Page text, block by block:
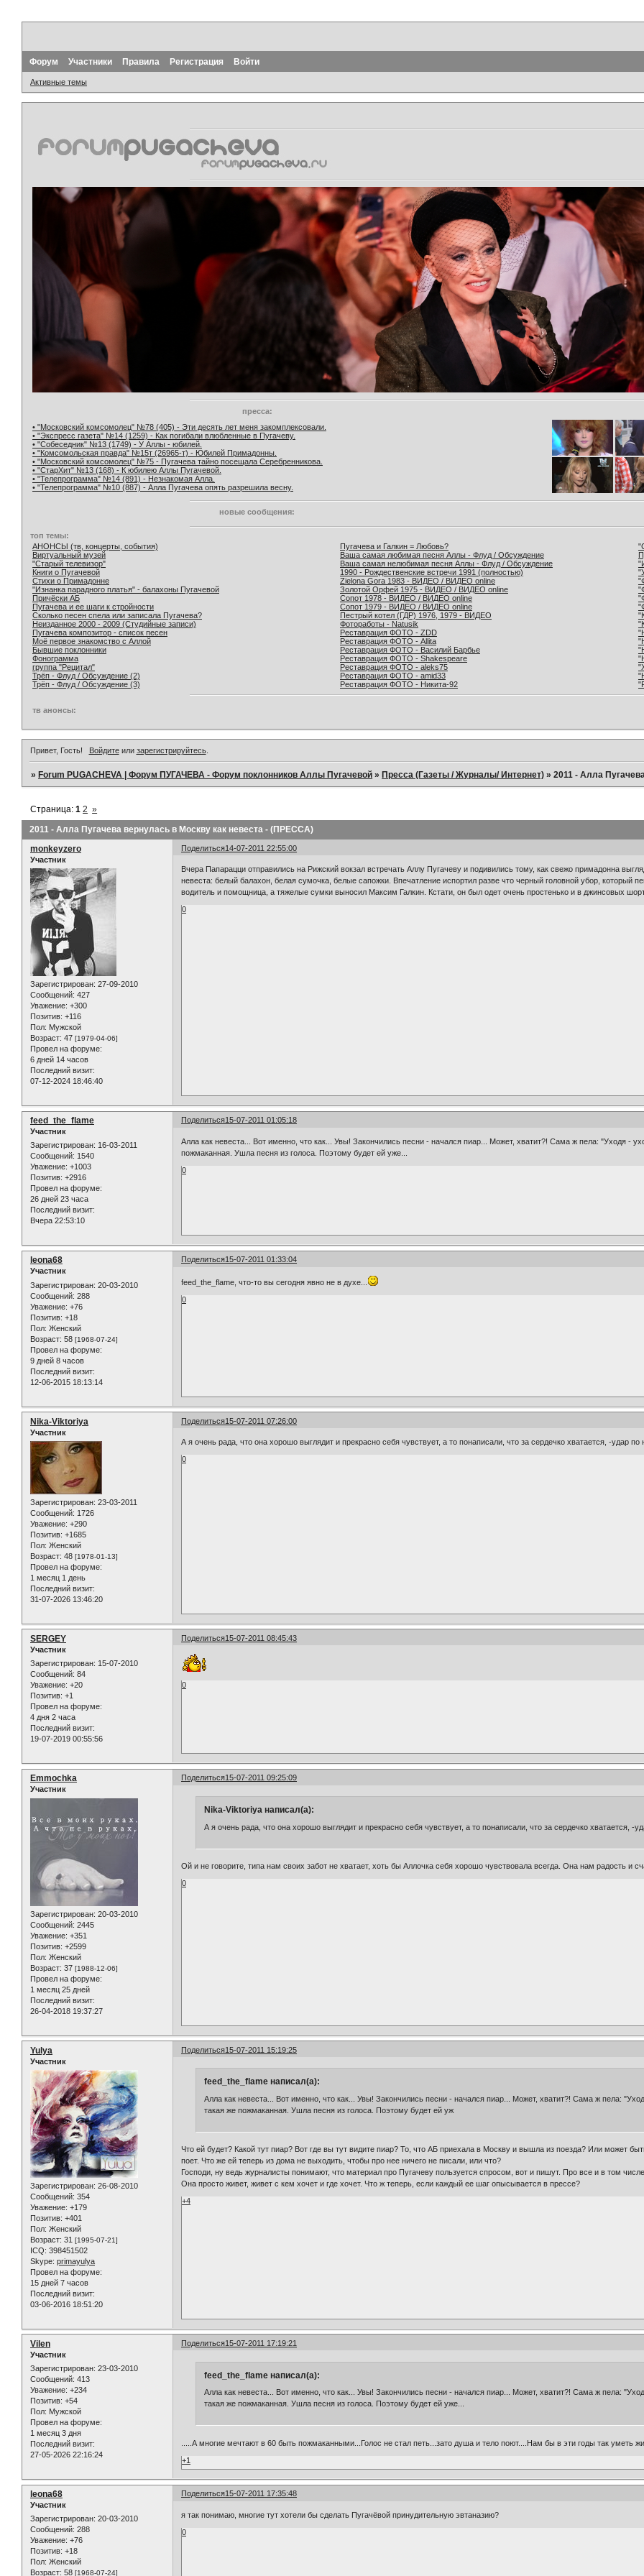
Форум Участники Правила Регистрация Войти
Активные темы
пресса:
• "Московский комсомолец" №78 (405) - Эти десять лет меня закомплексовали.
• "Экспресс газета" №14 (1259) - Как погибали влюбленные в Пугачеву.
• "Собеседник" №13 (1749) - У Аллы - юбилей.
• "Комсомольская правда" №15т (26965-т) - Юбилей Примадонны.
• "Московский комсомолец" №75 - Пугачева тайно посещала Серебренникова.
• "СтарХит" №13 (168) - К юбилею Аллы Пугачевой.
• "Телепрограмма" №14 (891) - Незнакомая Алла.
• "Телепрограмма" №10 (887) - Алла Пугачева опять разрешила весну.
новые сообщения:
топ темы:
АНОНСЫ (тв, концерты, события)
Виртуальный музей
"Старый телевизор"
Книги о Пугачевой
Стихи о Примадонне
"Изнанка парадного платья" - балахоны Пугачевой
Причёски АБ
Пугачева и ее шаги к стройности
Сколько песен спела или записала Пугачева?
Неизданное 2000 - 2009 (Студийные записи)
Пугачева композитор - список песен
Моё первое знакомство с Аллой
Бывшие поклонники
Фонограмма
группа "Рецитал"
Трёп - Флуд / Обсуждение (2)
Трёп - Флуд / Обсуждение (3)
Пугачева и Галкин = Любовь?
Ваша самая любимая песня Аллы - Флуд / Обсуждение
Ваша самая нелюбимая песня Аллы - Флуд / Обсуждение
1990 - Рождественские встречи 1991 (полностью)
Zielona Gora 1983 - ВИДЕО / ВИДЕО online
Золотой Орфей 1975 - ВИДЕО / ВИДЕО online
Сопот 1978 - ВИДЕО / ВИДЕО online
Сопот 1979 - ВИДЕО / ВИДЕО online
Пестрый котел (ГДР) 1976, 1979 - ВИДЕО
Фотоработы - Natusik
Реставрация ФОТО - ZDD
Реставрация ФОТО - Allita
Реставрация ФОТО - Василий Барбье
Реставрация ФОТО - Shakespeare
Реставрация ФОТО - aleks75
Реставрация ФОТО - amid33
Реставрация ФОТО - Никита-92
тв анонсы:
Привет, Гость! Войдитеили зарегистрируйтесь.
»Forum PUGACHEVA | Форум ПУГАЧЕВА - Форум поклонников Аллы Пугачевой »Пресса (Газеты / Журналы/ Интернет) »2011 - Алла
2011 - Алла Пугачева вернулась в Москву как невеста - (ПРЕССА)
Страница:1 2 »
Поделиться14-07-2011 22:55:00
monkeyzero
Участник
Зарегистрирован: 27-09-2010
Сообщений: 427
Уважение: +300
Позитив: +116
Пол: Мужской
Возраст: 47 [1979-04-06]
Провел на форуме:
6 дней 14 часов
Последний визит:
07-12-2024 18:46:40
Вчера Папарацци отправились на Рижский вокзал встречать Аллу Пугачеву и подивились тому, как свежо примадонна
невеста: белый балахон, белая сумочка, белые сапожки. Впечатление испортил разве что черный головной убор, который
водитель и помощница, а тяжелые сумки выносил Максим Галкин. Кстати, он был одет очень простенько и в джинсовых
0
Поделиться15-07-2011 01:05:18
feed_the_flame
Участник
Зарегистрирован: 16-03-2011
Сообщений: 1540
Уважение: +1003
Позитив: +2916
Провел на форуме:
26 дней 23 часа
Последний визит:
Вчера 22:53:10
Алла как невеста... Вот именно, что как... Увы! Закончились песни - начался пиар... Может, хватит?! Сама ж пела: "Уходя -
пожмаканная. Ушла песня из голоса. Поэтому будет ей уже...
0
Поделиться15-07-2011 01:33:04
leona68
Участник
Зарегистрирован: 20-03-2010
Сообщений: 288
Уважение: +76
Позитив: +18
Пол: Женский
Возраст: 58 [1968-07-24]
Провел на форуме:
9 дней 8 часов
Последний визит:
12-06-2015 18:13:14
feed_the_flame, что-то вы сегодня явно не в духе...
0
Поделиться15-07-2011 07:26:00
Nika-Viktoriya
Участник
Зарегистрирован: 23-03-2011
Сообщений: 1726
Уважение: +290
Позитив: +1685
Пол: Женский
Возраст: 48 [1978-01-13]
Провел на форуме:
1 месяц 1 день
Последний визит:
31-07-2026 13:46:20
А я очень рада, что она хорошо выглядит и прекрасно себя чувствует, а то понаписали, что за сердечко хватается, -удар по
0
Поделиться15-07-2011 08:45:43
SERGEY
Участник
Зарегистрирован: 15-07-2010
Сообщений: 84
Уважение: +20
Позитив: +1
Провел на форуме:
4 дня 2 часа
Последний визит:
19-07-2019 00:55:56
0
Поделиться15-07-2011 09:25:09
Emmochka
Участник
Зарегистрирован: 20-03-2010
Сообщений: 2445
Уважение: +351
Позитив: +2599
Пол: Женский
Возраст: 37 [1988-12-06]
Провел на форуме:
1 месяц 25 дней
Последний визит:
26-04-2018 19:37:27
Nika-Viktoriya написал(а):
А я очень рада, что она хорошо выглядит и прекрасно себя чувствует, а то понаписали, что за сердечко хватается, -
Ой и не говорите, типа нам своих забот не хватает, хоть бы Аллочка себя хорошо чувствовала всегда. Она нам радость и
0
Поделиться15-07-2011 15:19:25
Yulya
Участник
Зарегистрирован: 26-08-2010
Сообщений: 354
Уважение: +179
Позитив: +401
Пол: Женский
Возраст: 31 [1995-07-21]
ICQ: 398451502
Skype: primayulya
Провел на форуме:
15 дней 7 часов
Последний визит:
03-06-2016 18:51:20
feed_the_flame написал(а):
Алла как невеста... Вот именно, что как... Увы! Закончились песни - начался пиар... Может, хватит?! Сама ж пела:
такая же пожмаканная. Ушла песня из голоса. Поэтому будет ей уж
Что ей будет? Какой тут пиар? Вот где вы тут видите пиар? То, что АБ приехала в Москву и вышла из поезда? Или может
поет. Что же ей теперь из дома не выходить, чтобы про нее ничего не писали, или что?
Господи, ну ведь журналисты понимают, что материал про Пугачеву пользуется спросом, вот и пишут. Про все и в том
Она просто живет, живет с кем хочет и где хочет. Что ж теперь, если каждый ее шаг опысывается в прессе?
+4
Поделиться15-07-2011 17:19:21
Vilen
Участник
Зарегистрирован: 23-03-2010
Сообщений: 413
Уважение: +234
Позитив: +54
Пол: Мужской
Провел на форуме:
1 месяц 3 дня
Последний визит:
27-05-2026 22:16:24
feed_the_flame написал(а):
Алла как невеста... Вот именно, что как... Увы! Закончились песни - начался пиар... Может, хватит?! Сама ж пела:
такая же пожмаканная. Ушла песня из голоса. Поэтому будет ей уже...
.....А многие мечтают в 60 быть пожмаканными...Голос не стал петь...зато душа и тело поют....Нам бы в эти годы так уметь
+1
Поделиться15-07-2011 17:35:48
leona68
Участник
Зарегистрирован: 20-03-2010
Сообщений: 288
Уважение: +76
Позитив: +18
Пол: Женский
Возраст: 58 [1968-07-24]
я так понимаю, многие тут хотели бы сделать Пугачёвой принудительную эвтаназию?
0